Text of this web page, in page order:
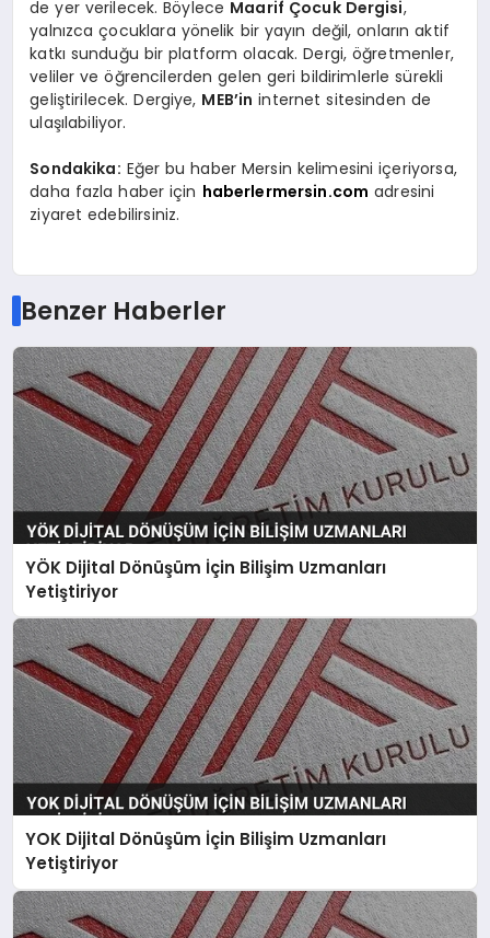
de yer verilecek. Böylece Maarif Çocuk Dergisi,
yalnızca çocuklara yönelik bir yayın değil, onların aktif
katkı sunduğu bir platform olacak. Dergi, öğretmenler,
veliler ve öğrencilerden gelen geri bildirimlerle sürekli
geliştirilecek. Dergiye, MEB’in internet sitesinden de
ulaşılabiliyor.
Sondakika: Eğer bu haber Mersin kelimesini içeriyorsa,
daha fazla haber için haberlermersin.com adresini
ziyaret edebilirsiniz.
Benzer Haberler
YÖK Dijital Dönüşüm İçin Bilişim Uzmanları
Yetiştiriyor
YOK Dijital Dönüşüm İçin Bilişim Uzmanları
Yetiştiriyor